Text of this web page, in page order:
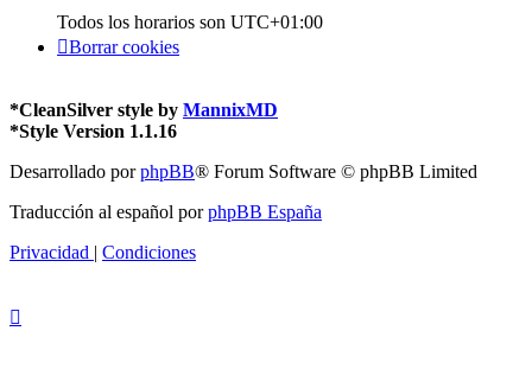
Todos los horarios son UTC+01:00
Borrar cookies
*CleanSilver style by MannixMD
*Style Version 1.1.16
Desarrollado porphpBB® Forum Software © phpBB Limited
Traducción al español porphpBB España
Privacidad | Condiciones